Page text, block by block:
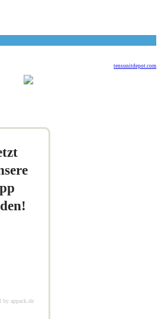
tensunitdepot.com
by appack.de